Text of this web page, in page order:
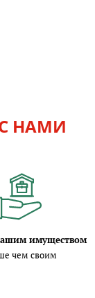
НАМИ
имуществом
чем своим